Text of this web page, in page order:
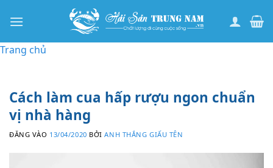
qua
dung
Trang chủ
Cách làm cua hấp rượu ngon chuẩn
vị nhà hàng
ĐĂNG VÀO 13/04/2020 BỞIANH THẮNG GIẤU TÊN